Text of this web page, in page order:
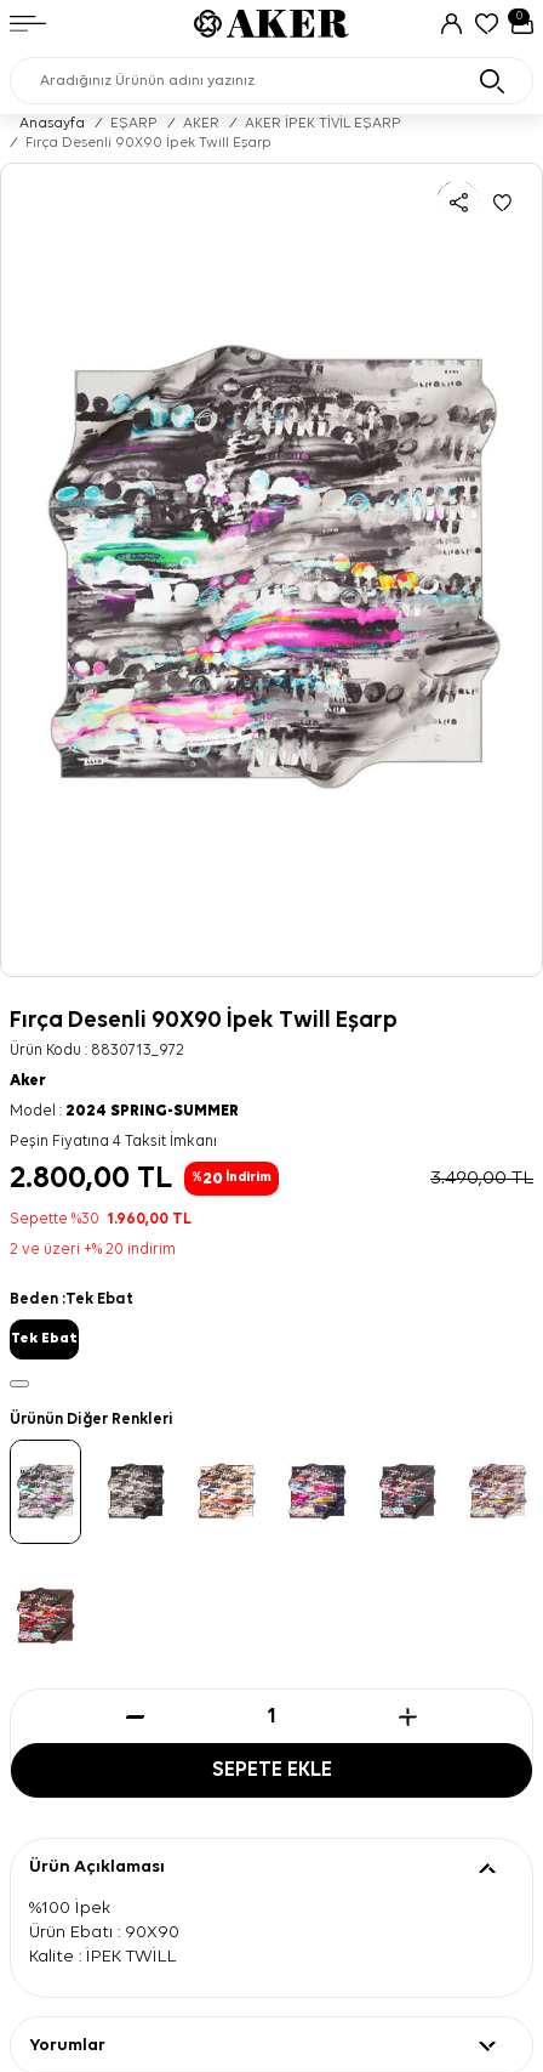
0
Anasayfa / EŞARP / AKER /
AKER İPEK TİVİL EŞARP
/
Fırça Desenli 90X90 İpek Twill Eşarp
Fırça Desenli 90X90 İpek Twill Eşarp
Ürün Kodu : 8830713_972
Aker
Model : 2024 SPRING-SUMMER
Peşin Fiyatına 4 Taksit İmkanı
2.800,00 TL %20 İndirim 3.490,00TL
Sepette %30 1.960,00 TL
2 ve üzeri +% 20 indirim
Beden :Tek Ebat
Tek Ebat
Ürünün Diğer Renkleri
SEPETE EKLE
Ürün Açıklaması
%100 İpek
Ürün Ebatı : 90X90
Kalite : İPEK TWİLL
Yorumlar